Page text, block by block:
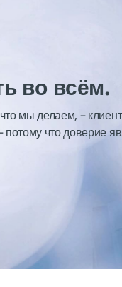
во всём.
мы делаем, –
потому что доверие